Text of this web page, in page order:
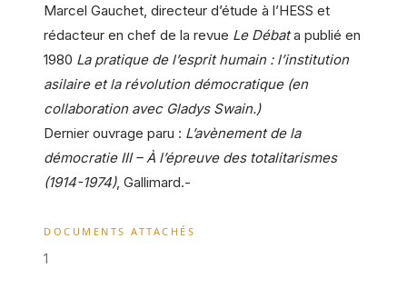
Marcel Gauchet , directeur d’étude à l’HESS et
rédacteur en chef de la revue Le Débata publié en
1980 La pratique de l’esprit humain : l’institution
asilaire et la révolution démocratique (en
collaboration avec Gladys Swain.)
Dernier ouvrage paru : L’avènement de la
démocratie III – À l’épreuve des totalitarismes
(1914-1974), Gallimard.-
DOCUMENTS ATTACHÉS
1